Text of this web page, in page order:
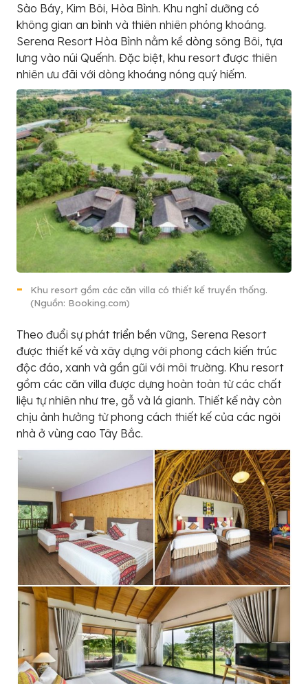
Sào Báy, Kim Bôi, Hòa Bình. Khu nghỉ dưỡng có
không gian an bình và thiên nhiên phóng khoáng.
Serena Resort Hòa Bình nằm kề dòng sông Bôi, tựa
lưng vào núi Quếnh. Đặc biệt, khu resort được thiên
nhiên ưu đãi với dòng khoáng nóng quý hiếm.
Khu resort gồm các căn villa có thiết kế truyền thống.
(Nguồn: Booking.com)
Theo đuổi sự phát triển bền vững, Serena Resort
được thiết kế và xây dựng với phong cách kiến trúc
độc đáo, xanh và gần gũi với môi trường. Khu resort
gồm các căn villa được dựng hoàn toàn từ các chất
liệu tự nhiên như tre, gỗ và lá gianh. Thiết kế này còn
chịu ảnh hưởng từ phong cách thiết kế của các ngôi
nhà ở vùng cao Tây Bắc.